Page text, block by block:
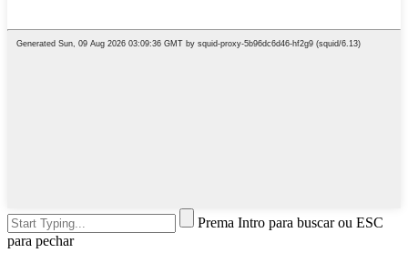
Prema Intro para buscar ou ESC
para pechar